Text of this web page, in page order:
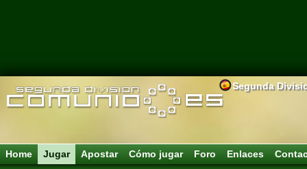
Segunda
Home Jugar Apostar Cómo jugar Foro Enlaces